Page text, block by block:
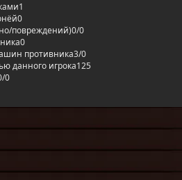
1
0
повреждений)0/0
0
противника3/0
данного игрока125
0